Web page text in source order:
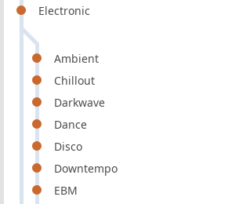
Electronic
Ambient
Chillout
Darkwave
Dance
Disco
Downtempo
EBM